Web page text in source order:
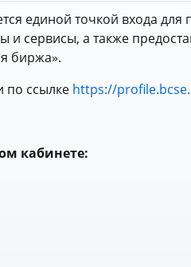
единой точкой входа для
сервисы, а также
биржа».
по ссылке https://
кабинете: